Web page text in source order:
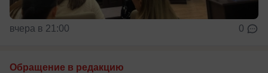
вчера в 21:00 0
Обращение в редакцию